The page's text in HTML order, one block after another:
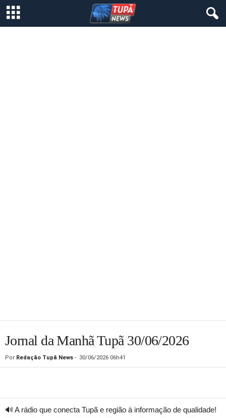
Jornal da Manhã Tupã 30/06/2026
Por Redação Tupã News - 30/06/2026 06h41
🔊 A rádio que conecta Tupã e região à informação de qualidade!